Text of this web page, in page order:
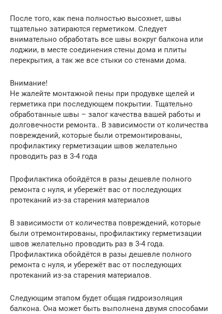
После того, как пена полностью высохнет, швы
тщательно затираются герметиком. Следует
внимательно обработать все швы вокруг балкона или
лоджии, в месте соединения стены дома и плиты
перекрытия, а так же все стыки со стенами дома.
Внимание!
Не жалейте монтажной пены при продувке щелей и
герметика при последующем покрытии. Тщательно
обработанные швы – залог качества вашей работы и
долговечности ремонта.. В зависимости от количества
повреждений, которые были отремонтированы,
профилактику герметизации швов желательно
проводить раз в 3-4 года
Профилактика обойдётся в разы дешевле полного
ремонта с нуля, и убережёт вас от последующих
протеканий из-за старения материалов
В зависимости от количества повреждений, которые
были отремонтированы, профилактику герметизации
швов желательно проводить раз в 3-4 года.
Профилактика обойдётся в разы дешевле полного
ремонта с нуля, и убережёт вас от последующих
протеканий из-за старения материалов.
Следующим этапом будет общая гидроизоляция
балкона. Она может быть выполнена двумя способами